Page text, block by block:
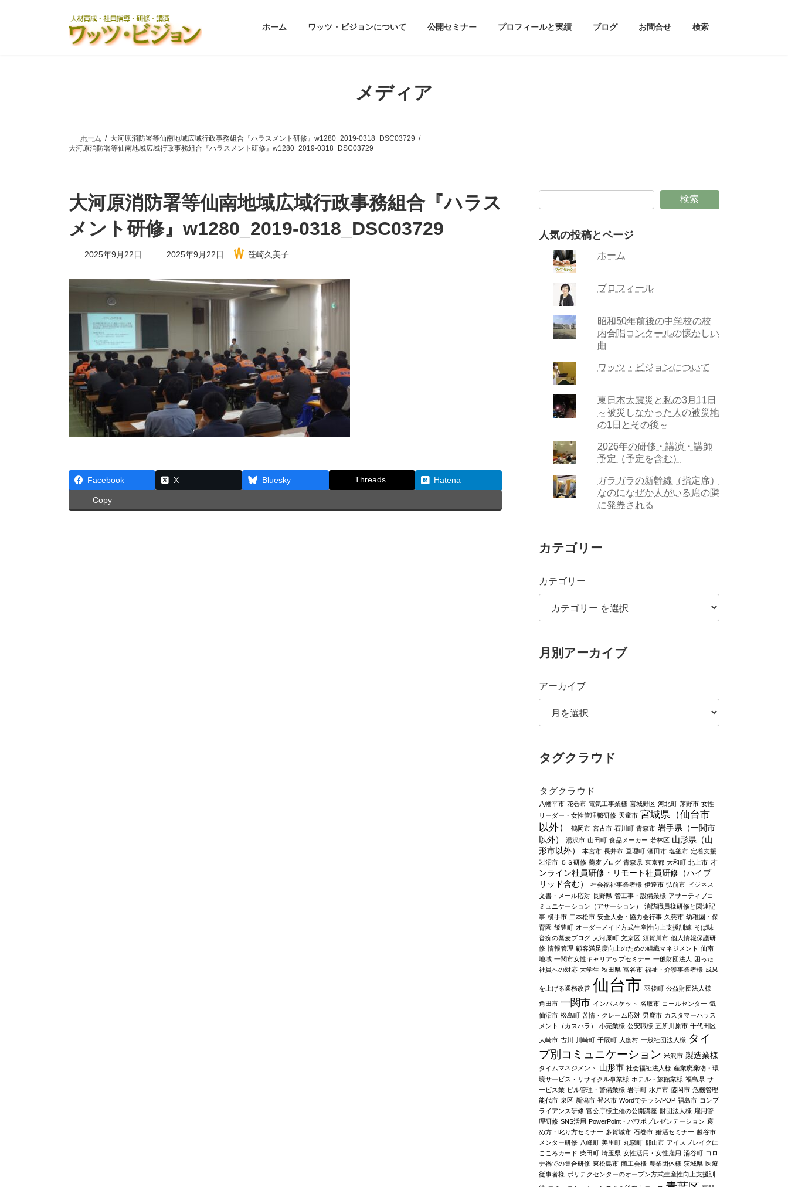
ホーム ワッツ・ビジョンについて 公開セミナー プロフィールと実績 ブログ お問合せ 検索
メディア
ホーム
大河原消防署等仙南地域広域行政事務組合『ハラスメント研修』w1280_2019-0318_DSC03729
大河原消防署等仙南地域広域行政事務組合『ハラスメント研修』w1280_2019-0318_DSC03729
大河原消防署等仙南地域広域行政事務組合『ハラス
メント研修』w1280_2019-0318_DSC03729
2025年9月22日
最
終
新
:
2025年9月22日 笹崎久美子
Facebook X Bluesky Threads Hatena
Copy
検索
人気の投稿とページ
ホーム
プロフィール
昭和50年前後の中学校の校
内合唱コンクールの懐かしい
曲
ワッツ・ビジョンについて
東日本大震災と私の3月11日
～被災しなかった人の被災地
の1日とその後～
2026年の研修・講演・講師
予定（予定を含む）
ガラガラの新幹線（指定席）
なのになぜか人がいる席の隣
に発券される
カテゴリー
カテゴリー
月別アーカイブ
アーカイブ
タグクラウド
タグクラウド
八幡平市 花巻市 電気工事業様 宮城野区 河北町 茅野市 女性
リーダー・女性管理職研修 天童市 宮城県（仙台市
以外）
鶴岡市 宮古市 石川町 青森市 岩手県（一関市
以外）
湯沢市 山田町 食品メーカー 若林区 山形県（山
形市以外）
本宮市 長井市 亘理町 酒田市 塩釜市 定着支援
岩沼市 ５Ｓ研修 蕎麦ブログ 青森県 東京都 大和町 北上市 オ
ンライン社員研修・リモート社員研修（ハイブ
リッド含む）
社会福祉事業者様 伊達市 弘前市 ビジネス
文書・メール応対 長野県 管工事・設備業様 アサーティブコ
ミュニケーション（アサーション）
消防職員様研修と関連記
事 横手市 二本松市 安全大会・協力会行事 久慈市 幼稚園・保
育園 飯豊町 オーダーメイド方式生産性向上支援訓練 そば味
音痴の蕎麦ブログ 大河原町 文京区 須賀川市 個人情報保護研
修 情報管理 顧客満足度向上のための組織マネジメント 仙南
地域 一関市女性キャリアップセミナー 一般財団法人
困った
社員への対応 大学生 秋田県 富谷市 福祉・介護事業者様 成果
を上げる業務改善 仙台市 羽後町 公益財団法人様
角田市 一関市 インバスケット 名取市 コールセンター 気
仙沼市 松島町 苦情・クレーム応対 男鹿市 カスタマーハラス
メント（カスハラ）
小売業様 公安職様 五所川原市 千代田区
大崎市 古川 川崎町 千厩町 大衡村 一般社団法人様 タイ
プ別コミュニケーション 米沢市 製造業様
タイムマネジメント 山形市 社会福祉法人様 産業廃棄物・環
境サービス・リサイクル事業様 ホテル・旅館業様 福島県 サ
ービス業 ビル管理・警備業様 岩手町 水戸市 盛岡市 危機管理
能代市 泉区 新潟市 登米市 Wordでチラシ/POP 福島市 コンプ
ライアンス研修 官公庁様主催の公開講座 財団法人様 雇用管
理研修 SNS活用 PowerPoint・パワポプレゼンテーション 褒
め方・叱り方セミナー 多賀城市 石巻市 婚活セミナー 越谷市
メンター研修 八峰町 美里町 丸森町 郡山市 アイスブレイクに
こころカード 柴田町 埼玉県 女性活用・女性雇用 涌谷町 コロ
ナ禍での集合研修 東松島市 商工会様 農業団体様 茨城県 医療
従事者様 ポリテクセンターのオープン方式生産性向上支援訓